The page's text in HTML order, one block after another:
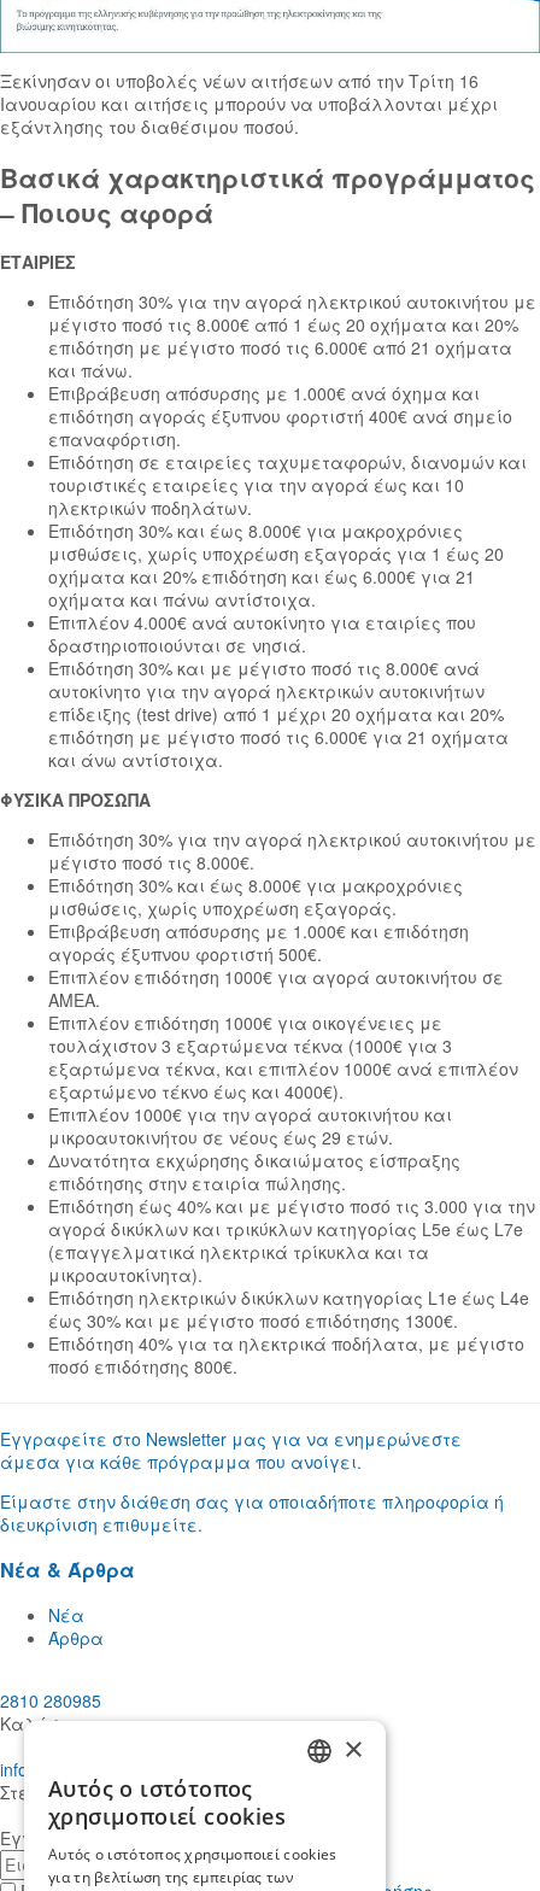
Ξεκίνησαν οι υποβολές νέων αιτήσεων από την Τρίτη 16
Ιανουαρίου και αιτήσεις μπορούν να υποβάλλονται μέχρι
εξάντλησης του διαθέσιμου ποσού.
Βασικά χαρακτηριστικά προγράμματος
– Ποιους αφορά
ΕΤΑΙΡΙΕΣ
Επιδότηση 30% για την αγορά ηλεκτρικού αυτοκινήτου με
μέγιστο ποσό τις 8.000€ από 1 έως 20 οχήματα και 20%
επιδότηση με μέγιστο ποσό τις 6.000€ από 21 οχήματα
και πάνω.
Επιβράβευση απόσυρσης με 1.000€ ανά όχημα και
επιδότηση αγοράς έξυπνου φορτιστή 400€ ανά σημείο
επαναφόρτιση.
Επιδότηση σε εταιρείες ταχυμεταφορών, διανομών και
τουριστικές εταιρείες για την αγορά έως και 10
ηλεκτρικών ποδηλάτων.
Επιδότηση 30% και έως 8.000€ για μακροχρόνιες
μισθώσεις, χωρίς υποχρέωση εξαγοράς για 1 έως 20
οχήματα και 20% επιδότηση και έως 6.000€ για 21
οχήματα και πάνω αντίστοιχα.
Επιπλέον 4.000€ ανά αυτοκίνητο για εταιρίες που
δραστηριοποιούνται σε νησιά.
Επιδότηση 30% και με μέγιστο ποσό τις 8.000€ ανά
αυτοκίνητο για την αγορά ηλεκτρικών αυτοκινήτων
επίδειξης (test drive) από 1 μέχρι 20 οχήματα και 20%
επιδότηση με μέγιστο ποσό τις 6.000€ για 21 οχήματα
και άνω αντίστοιχα.
ΦΥΣΙΚΑ ΠΡΟΣΩΠΑ
Επιδότηση 30% για την αγορά ηλεκτρικού αυτοκινήτου με
μέγιστο ποσό τις 8.000€.
Επιδότηση 30% και έως 8.000€ για μακροχρόνιες
μισθώσεις, χωρίς υποχρέωση εξαγοράς.
Επιβράβευση απόσυρσης με 1.000€ και επιδότηση
αγοράς έξυπνου φορτιστή 500€.
Επιπλέον επιδότηση 1000€ για αγορά αυτοκινήτου σε
ΑΜΕΑ.
Επιπλέον επιδότηση 1000€ για οικογένειες με
τουλάχιστον 3 εξαρτώμενα τέκνα (1000€ για 3
εξαρτώμενα τέκνα, και επιπλέον 1000€ ανά επιπλέον
εξαρτώμενο τέκνο έως και 4000€).
Επιπλέον 1000€ για την αγορά αυτοκινήτου και
μικροαυτοκινήτου σε νέους έως 29 ετών.
Δυνατότητα εκχώρησης δικαιώματος είσπραξης
επιδότησης στην εταιρία πώλησης.
Επιδότηση έως 40% και με μέγιστο ποσό τις 3.000 για την
αγορά δικύκλων και τρικύκλων κατηγορίας L5e έως L7e
(επαγγελματικά ηλεκτρικά τρίκυκλα και τα
μικροαυτοκίνητα).
Eπιδότηση ηλεκτρικών δικύκλων κατηγορίας L1e έως L4e
έως 30% και με μέγιστο ποσό επιδότησης 1300€.
Επιδότηση 40% για τα ηλεκτρικά ποδήλατα, με μέγιστο
ποσό επιδότησης 800€.
Εγγραφείτε στο Newsletter μας για να ενημερώνεστε
άμεσα για κάθε πρόγραμμα που ανοίγει.
Είμαστε στην διάθεση σας για οποιαδήποτε πληροφορία ή
διευκρίνιση επιθυμείτε.
Νέα & Άρθρα
Νέα
Άρθρα
2810 280985
Καλέστε μας
info@mdcstiakakis.gr
Στείλτε μας το μήνυμά σας
Εγγραφείτε στο Newsletter μας
E-
mail
×
Αυτός ο ιστότοπος
χρησιμοποιεί cookies
Αυτός ο ιστότοπος χρησιμοποιεί cookies
για τη βελτίωση της εμπειρίας των